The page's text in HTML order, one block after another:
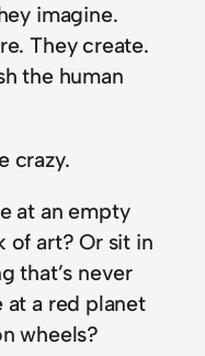
imagine.
They create.
the human
crazy.
at an empty
of art? Or sit in
that’s never
at a red planet
wheels?